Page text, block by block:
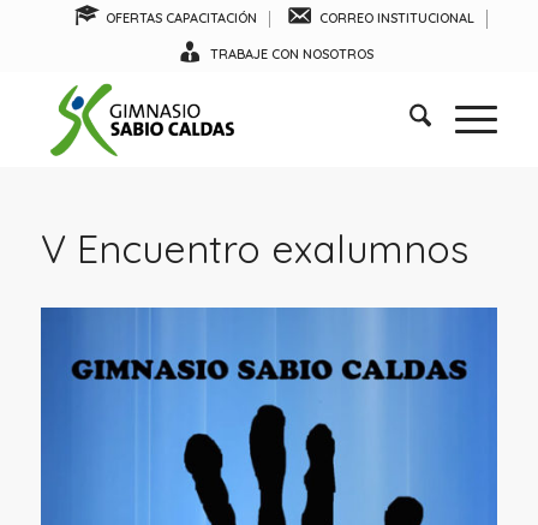
OFERTAS CAPACITACIÓN CORREO INSTITUCIONAL
TRABAJE CON NOSOTROS
V Encuentro exalumnos